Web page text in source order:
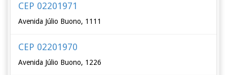
CEP 02201971
Avenida Júlio Buono, 1111
CEP 02201970
Avenida Júlio Buono, 1226